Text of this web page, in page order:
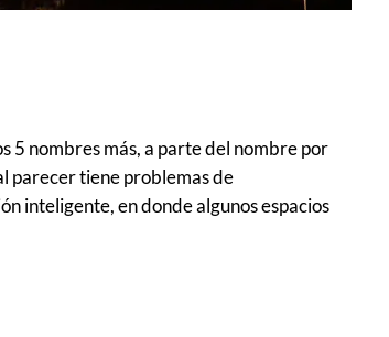
5 nombres más, a parte del nombre por
parecer tiene problemas de
inteligente, en donde algunos espacios